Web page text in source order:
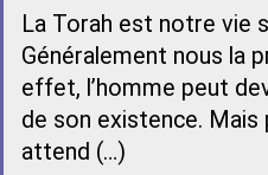
La Torah est notre vie
Généralement nous la
effet, l’homme peut
de son existence. Mais
attend (…)